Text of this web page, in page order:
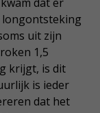
dat er
longontsteking
uit zijn
1,5
krijgt, is dit
is ieder
dat het